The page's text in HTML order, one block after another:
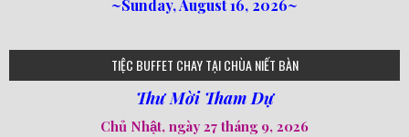
80
78
77
82
92
93
94
95
98
641
182
101
loipha2
loipha4
loipha1
loipha5
loipha7
loipha8
loipha10
loipha9
loi-phat-day
loipha15
loipha13
~Sunday, August 16, 2026~
TIỆC BUFFET CHAY TẠI CHÙA NIẾT BÀN
Thư Mời Tham Dự
Chủ Nhật, ngày 27 tháng 9, 2026